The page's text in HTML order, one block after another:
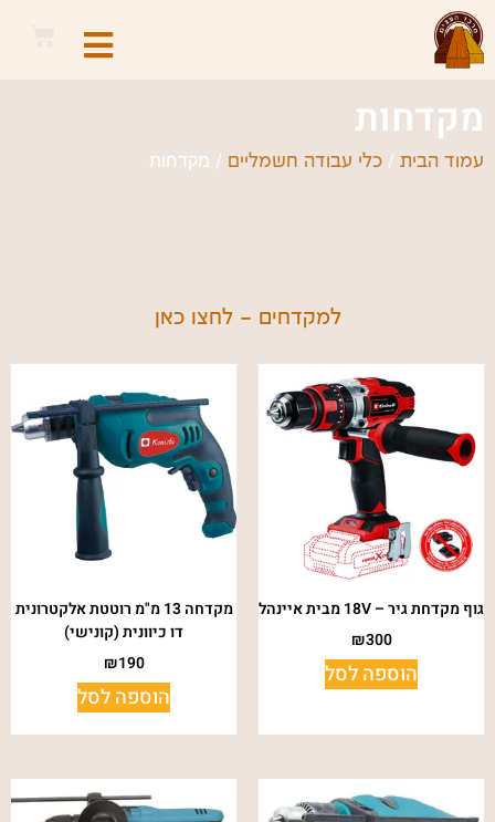
מקדחות
עמוד הבית / כלי עבודה חשמליים / מקדחות
למקדחים – לחצו כאן
גוף מקדחת גיר – 18V מבית איינהל
₪300
הוספה לסל
מקדחה 13 מ"מ רוטטת אלקטרונית
דו כיוונית (קונישי)
₪190
הוספה לסל